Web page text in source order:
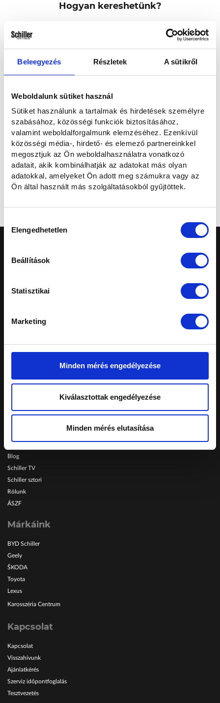
Beleegyezés Részletek A sütikről
Weboldalunk sütiket használ
Sütiket használunk a tartalmak és hirdetések személyre
szabásához, közösségi funkciók biztosításához,
valamint weboldalforgalmunk elemzéséhez. Ezenkívül
közösségi média-, hirdető- és elemező partnereinkkel
megosztjuk az Ön weboldalhasználatra vonatkozó
adatait, akik kombinálhatják az adatokat más olyan
adatokkal, amelyeket Ön adott meg számukra vagy az
Ön által használt más szolgáltatásokból gyűjtöttek.
kiválasztása
Elengedhetetlen
Beállítások
Statisztikai
Marketing
Minden mérés engedélyezése
Kiválasztottak engedélyezése
Minden mérés elutasítása
Hogyan kereshetünk?
Telefonon
Adatvédelmi nyilatkozatbanfoglaltaknak megfelelően.
Mégse
Konkrét, személyreszabott ajánlatokért fordulj
Telephelyeinken ezekkel a kártyákkal fizethet:
Autóvásárlás
Blog
Schiller TV
Schiller sztori
Rólunk
ÁSZF
Márkáink
BYD Schiller
Geely
ŠKODA
Toyota
Lexus
Karosszéria Centrum
Kapcsolat
Kapcsolat
Visszahívunk
Ajánlatkérés
Szerviz időpontfoglalás
Tesztvezetés